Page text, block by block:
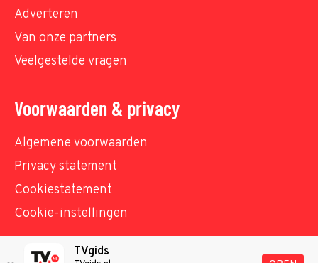
Adverteren
Van onze partners
Veelgestelde vragen
Voorwaarden & privacy
Algemene voorwaarden
Privacy statement
Cookiestatement
Cookie-instellingen
TVgids